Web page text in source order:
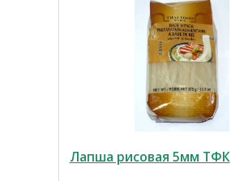
Лапша рисовая 5мм ТФК